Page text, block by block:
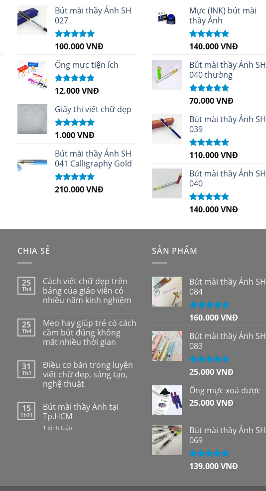
Bút mài thầy Ánh SH
027
Được xếp
sao
100.000VNĐ
Ống mực tiện ích
Được xếp
sao
12.000VNĐ
Giấy thi viết chữ đẹp
Được xếp
sao
1.000VNĐ
Bút mài thầy Ánh SH
041 Calligraphy Gold
Được xếp
210.000VNĐ
Mực (INK) bút mài
thầy Ánh
Được xếp
sao
140.000VNĐ
Bút mài thầy Ánh SH
040 thường
Được xếp
sao
70.000VNĐ
Bút mài thầy Ánh SH
039
Được xếp
sao
110.000VNĐ
Bút mài thầy Ánh SH
040
Được xếp
140.000VNĐ
CHIA SẺ
25
Th4
Cách viết chữ đẹp trên
bảng của giáo viên có
nhiều năm kinh nghiệm
25
Th4
Mẹo hay giúp trẻ có cách
cầm bút đúng không
mất nhiều thời gian
31
Th1
Điều cơ bản trong luyện
viết chữ đẹp, sáng tạo,
nghệ thuật
15
Th11
Bút mài thầy Ánh tại
Tp.HCM
1 Bình luận
SẢN PHẨM
Bút mài thầy Ánh SH
084
Được xếp
sao
160.000VNĐ
Bút mài thầy Ánh SH
083
Được xếp
sao
25.000VNĐ
Ống mực xoá được
25.000VNĐ
Bút mài thầy Ánh SH
069
Được xếp
139.000VNĐ